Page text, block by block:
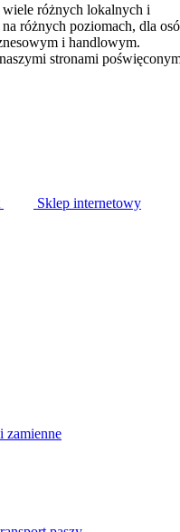
różnych lokalnych i
różnych poziomach, dla
i handlowym.
stronami
Sklep internetowy
zamienne